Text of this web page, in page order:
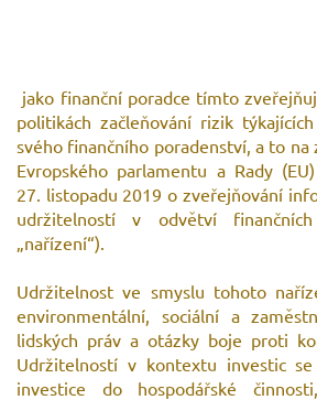
jako finanční poradce tímto
politikách začleňování rizik
svého finančního poradenství, a to na
Evropského parlamentu a Rady
27. listopadu 2019 o zveřejňování
udržitelností v odvětví
„nařízení“).
Udržitelnost ve smyslu tohoto
environmentální, sociální a
lidských práv a otázky boje proti
Udržitelností v kontextu investic
investice do hospodářské